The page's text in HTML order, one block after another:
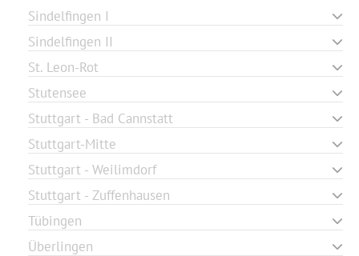
Sindelfingen I
Sindelfingen II
St. Leon-Rot
Stutensee
Stuttgart - Bad Cannstatt
Stuttgart-Mitte
Stuttgart - Weilimdorf
Stuttgart - Zuffenhausen
Tübingen
Überlingen